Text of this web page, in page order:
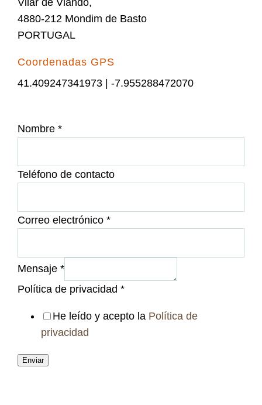
4880-212 Mondim de Basto
PORTUGAL
Coordenadas GPS
41.409247341973 | -7.955288472070
Nombre *
Teléfono de contacto
Correo electrónico *
Mensaje *
Política de privacidad *
He leído y acepto la Política de
privacidad
Enviar